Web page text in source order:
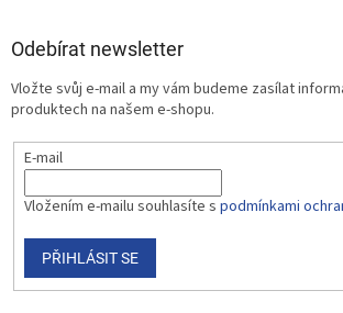
Odebírat newsletter
Vložte svůj e-mail a my vám budeme zasílat
produktech na našem e-shopu.
E-mail
Vložením e-mailu souhlasíte s podmínkami
PŘIHLÁSIT SE